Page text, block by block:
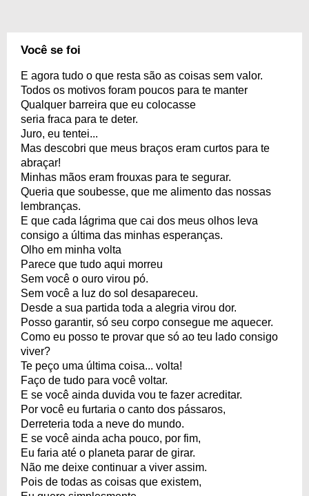
Você se foi
E agora tudo o que resta são as coisas sem valor.
Todos os motivos foram poucos para te manter
Qualquer barreira que eu colocasse
seria fraca para te deter.
Juro, eu tentei...
Mas descobri que meus braços eram curtos para te
abraçar!
Minhas mãos eram frouxas para te segurar.
Queria que soubesse, que me alimento das nossas
lembranças.
E que cada lágrima que cai dos meus olhos leva
consigo a última das minhas esperanças.
Olho em minha volta
Parece que tudo aqui morreu
Sem você o ouro virou pó.
Sem você a luz do sol desapareceu.
Desde a sua partida toda a alegria virou dor.
Posso garantir, só seu corpo consegue me aquecer.
Como eu posso te provar que só ao teu lado consigo
viver?
Te peço uma última coisa... volta!
Faço de tudo para você voltar.
E se você ainda duvida vou te fazer acreditar.
Por você eu furtaria o canto dos pássaros,
Derreteria toda a neve do mundo.
E se você ainda acha pouco, por fim,
Eu faria até o planeta parar de girar.
Não me deixe continuar a viver assim.
Pois de todas as coisas que existem,